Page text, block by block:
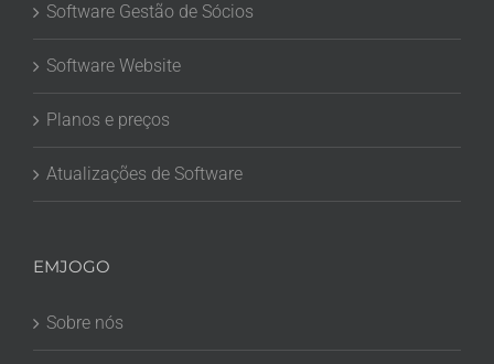
Software Gestão de Sócios
Software Website
Planos e preços
Atualizações de Software
EMJOGO
Sobre nós